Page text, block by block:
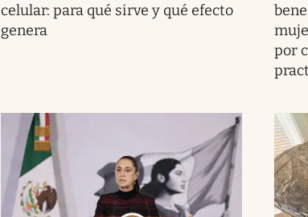
celular: para qué sirve y qué efecto
genera
por